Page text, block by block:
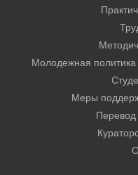
Молодежная политика
Меры
Перевод